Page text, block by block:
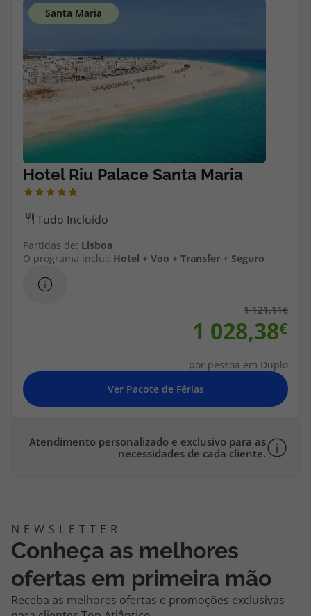
Agências
Contactos
Apoio ao cliente em Portugal
Custo de uma chamada para a rede fixa nacional.
Apoio ao cliente no Estrangeiro
218 925 471
Custo de uma chamada para a rede fixa nacional.
A sua agência de viagens Top Atlântico tem a preocupação de estar
sempre mais perto de si, para maior comodidade e total facilidade
center a funcionar todos os dias úteis das 10:00 às 20:00 e Sábado
das 10:00 às 14:00.
Partidas de: Lisboa
O programa inclui: Hotel + Voo + Transfer + Seguro
1 121,11
1 028,38
por pessoa em Duplo
Atendimento personalizado e exclusivo para as
necessidades de cada cliente.
Conheça as melhores
ofertas em primeira mão
Receba as melhores ofertas e promoções exclusivas